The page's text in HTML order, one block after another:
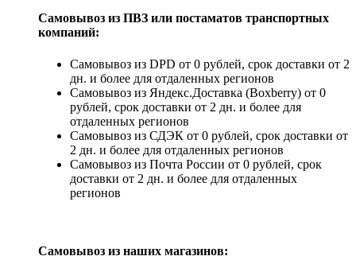
Самовывоз из ПВЗ или постаматов транспортных
компаний:
Самовывоз из DPD от 0 рублей, срок доставки от 2
дн. и более для отдаленных регионов
Самовывоз из Яндекс.Доставка (Boxberry) от 0
рублей, срок доставки от 2 дн. и более для
отдаленных регионов
Самовывоз из СДЭК от 0 рублей, срок доставки от
2 дн. и более для отдаленных регионов
Самовывоз из Почта России от 0 рублей, срок
доставки от 2 дн. и более для отдаленных
регионов
Самовывоз из наших магазинов: